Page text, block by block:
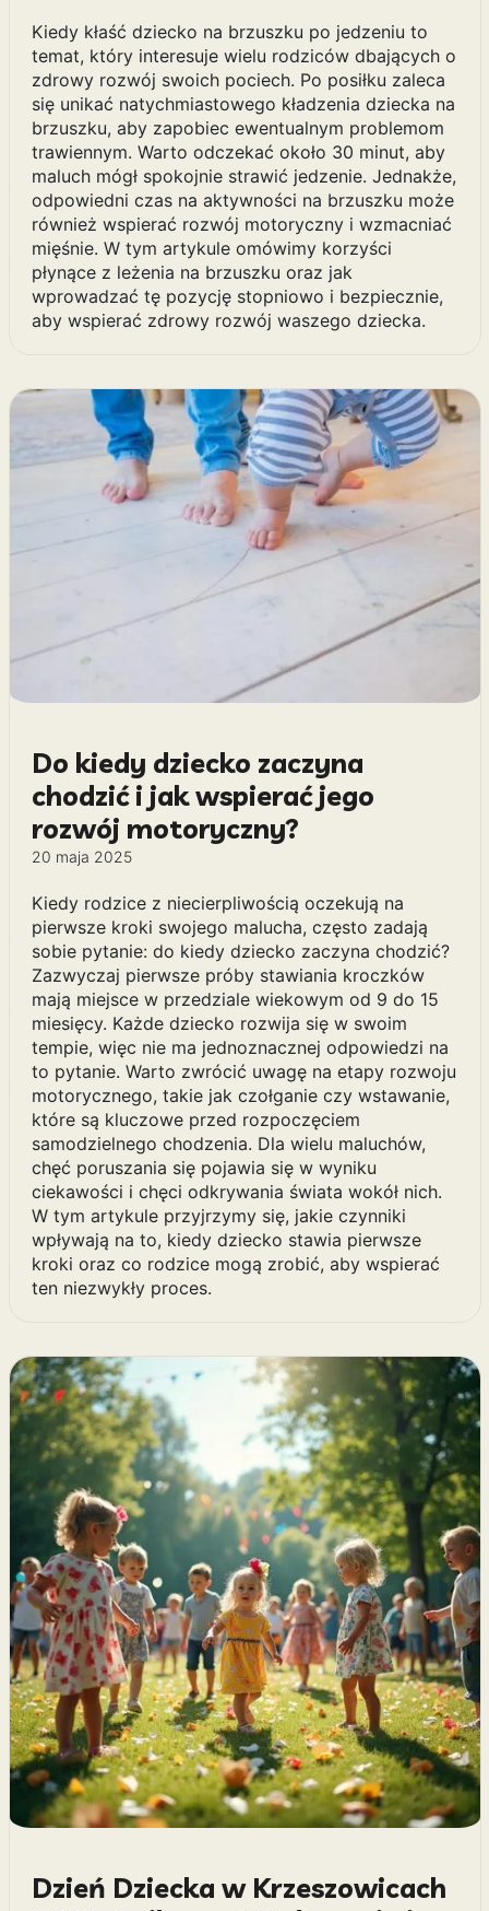
Kiedy kłaść dziecko na brzuszku po jedzeniu to
temat, który interesuje wielu rodziców dbających o
zdrowy rozwój swoich pociech. Po posiłku zaleca
się unikać natychmiastowego kładzenia dziecka na
brzuszku, aby zapobiec ewentualnym problemom
trawiennym. Warto odczekać około 30 minut, aby
maluch mógł spokojnie strawić jedzenie. Jednakże,
odpowiedni czas na aktywności na brzuszku może
również wspierać rozwój motoryczny i wzmacniać
mięśnie. W tym artykule omówimy korzyści
płynące z leżenia na brzuszku oraz jak
wprowadzać tę pozycję stopniowo i bezpiecznie,
aby wspierać zdrowy rozwój waszego dziecka.
Do kiedy dziecko zaczyna
chodzić i jak wspierać jego
rozwój motoryczny?
20 maja 2025
Kiedy rodzice z niecierpliwością oczekują na
pierwsze kroki swojego malucha, często zadają
sobie pytanie: do kiedy dziecko zaczyna chodzić?
Zazwyczaj pierwsze próby stawiania kroczków
mają miejsce w przedziale wiekowym od 9 do 15
miesięcy. Każde dziecko rozwija się w swoim
tempie, więc nie ma jednoznacznej odpowiedzi na
to pytanie. Warto zwrócić uwagę na etapy rozwoju
motorycznego, takie jak czołganie czy wstawanie,
które są kluczowe przed rozpoczęciem
samodzielnego chodzenia. Dla wielu maluchów,
chęć poruszania się pojawia się w wyniku
ciekawości i chęci odkrywania świata wokół nich.
W tym artykule przyjrzymy się, jakie czynniki
wpływają na to, kiedy dziecko stawia pierwsze
kroki oraz co rodzice mogą zrobić, aby wspierać
ten niezwykły proces.
Dzień Dziecka w Krzeszowicach